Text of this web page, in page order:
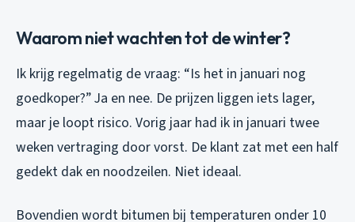
Waarom niet wachten tot de winter?
Ik krijg regelmatig de vraag: “Is het in januari nog
goedkoper?” Ja en nee. De prijzen liggen iets lager,
maar je loopt risico. Vorig jaar had ik in januari twee
weken vertraging door vorst. De klant zat met een half
gedekt dak en noodzeilen. Niet ideaal.
Bovendien wordt bitumen bij temperaturen onder 10